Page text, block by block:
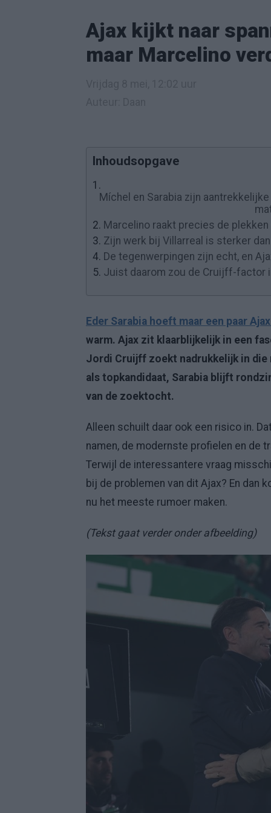
Ajax kijkt naar
maar Marcelino
Inhoudsopgave
1.
Míchel en Sarabia zijn
2. Marcelino raakt precies de
3. Zijn werk bij Villarreal is sterker
4. De tegenwerpingen zijn echt, en
5. Juist daarom zou de Cruijff-factor
Eder Sarabia hoeft maar een paar
warm. Ajax zit klaarblijkelijk in een
Jordi Cruijff zoekt nadrukkelijk in
als topkandidaat, Sarabia blijft
van de zoektocht.
Alleen schuilt daar ook een risico in.
namen, de modernste profielen en de
Terwijl de interessantere vraag
bij de problemen van dit Ajax? En dan
nu het meeste rumoer maken.
(Tekst gaat verder onder afbeelding)